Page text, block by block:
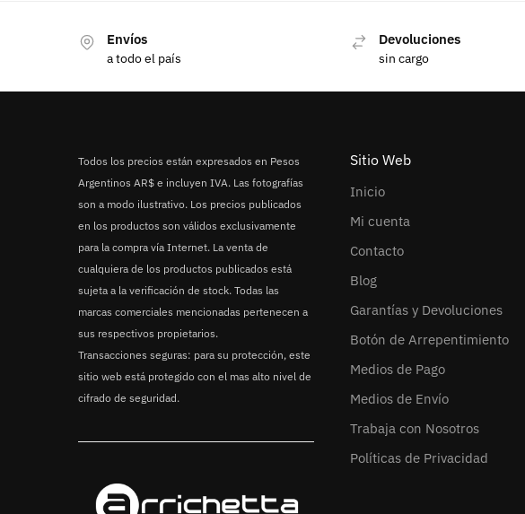
Envíos
a todo el país
Devoluciones
sin cargo
Todos los precios están expresados en Pesos
Argentinos AR$ e incluyen IVA. Las fotografías
son a modo ilustrativo. Los precios publicados
en los productos son válidos exclusivamente
para la compra vía Internet. La venta de
cualquiera de los productos publicados está
sujeta a la verificación de stock. Todas las
marcas comerciales mencionadas pertenecen a
sus respectivos propietarios.
Transacciones seguras: para su protección, este
sitio web está protegido con el mas alto nivel de
cifrado de seguridad.
Sitio Web
Inicio
Mi cuenta
Contacto
Blog
Garantías y Devoluciones
Botón de Arrepentimiento
Medios de Pago
Medios de Envío
Trabaja con Nosotros
Políticas de Privacidad